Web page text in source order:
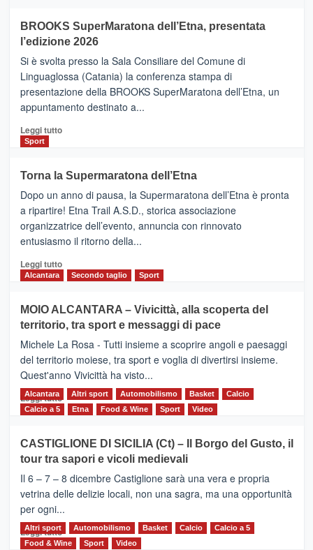
con
la
Al
via
i
collegamenti
BROOKS SuperMaratona dell’Etna, presentata
l’edizione 2026
Si è svolta presso la Sala Consiliare del Comune di
Linguaglossa (Catania) la conferenza stampa di
presentazione della BROOKS SuperMaratona dell’Etna, un
appuntamento destinato a...
Leggi tuttoLeggi
BROOKS
SuperMaratona
dell’Etna,
presentata
l’edizione
2026
Sport
Torna la Supermaratona dell’Etna
Dopo un anno di pausa, la Supermaratona dell’Etna è pronta
a ripartire! Etna Trail A.S.D., storica associazione
organizzatrice dell’evento, annuncia con rinnovato
entusiasmo il ritorno della...
Leggi tuttoLeggi
Torna
la
Supermaratona
dell’Etna
Alcantara Secondo taglio Sport
MOIO ALCANTARA – Vivicittà, alla scoperta del
territorio, tra sport e messaggi di pace
Michele La Rosa - Tutti insieme a scoprire angoli e paesaggi
del territorio moiese, tra sport e voglia di divertirsi insieme.
Quest'anno Vivicittà ha visto...
Leggi tutto Leggi
MOIO
ALCANTARA
–
Vivicittà,
alla
scoperta
del
territorio,
Alcantara Altri sport Automobilismo Basket
Calcio
Calcio a 5
Etna Food & Wine Sport Video
CASTIGLIONE DI SICILIA (Ct) – Il Borgo del Gusto, il
tour tra sapori e vicoli medievali
Il 6 – 7 – 8 dicembre Castiglione sarà una vera e propria
vetrina delle delizie locali, non una sagra, ma una opportunità
per ogni...
Leggi tuttoLeggi
di
Altri sport Automobilismo Basket Calcio
Calcio a 5
Food & Wine
Sport Video